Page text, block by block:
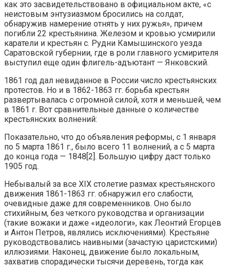
как это засвидетельствовано в официальном акте, «с
неистовым энтузиазмом бросились на солдат,
обнаружив намерение отнять у них ружья», причем
погибли 22 крестьянина. Железом и кровью усмирили
каратели и крестьян с. Рудни Камышинского уезда
Саратовской губернии, где в роли главного усмирителя
выступил еще один флигель-адъютант — Янковский.
1861 год дал невиданное в России число крестьянских
протестов. Но и в 1862-1863 гг. борьба крестьян
развертывалась с огромной силой, хотя и меньшей, чем
в 1861 г. Вот сравнительные данные о количестве
крестьянских волнений:
Показательно, что до объявления реформы, с 1 января
по 5 марта 1861 г., было всего 11 волнений, а с 5 марта
до конца года — 1848[2]. Большую цифру даст только
1905 год.
Небывалый за все XIX столетие размах крестьянского
движения 1861-1863 гг. обнаружил его слабости,
очевидные даже для современников. Оно было
стихийным, без четкого руководства и организации
(такие вожаки и даже «идеологи», как Леонтий Егорцев
и Антон Петров, являлись исключениями). Крестьяне
руководствовались наивными (зачастую царистскими)
иллюзиями. Наконец, движение было локальным,
захватив спорадически тысячи деревень, тогда как